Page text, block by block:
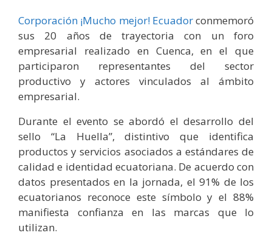
Corporación ¡Mucho mejor! Ecuadorconmemoró
sus 20 años de trayectoria con un foro
empresarial realizado en Cuenca, en el que
participaron representantes del sector
productivo y actores vinculados al ámbito
empresarial.
Durante el evento se abordó el desarrollo del
sello “La Huella”, distintivo que identifica
productos y servicios asociados a estándares de
calidad e identidad ecuatoriana. De acuerdo con
datos presentados en la jornada, el 91% de los
ecuatorianos reconoce este símbolo y el 88%
manifiesta confianza en las marcas que lo
utilizan.